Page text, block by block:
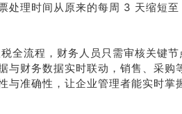
处理时间从原来的每周 3 天缩短
全流程，财务人员只需审核关键
与财务数据实时联动，销售、采购
与准确性，让企业管理者能实时掌